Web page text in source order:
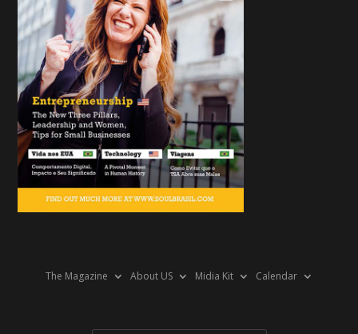
The Magazine About US Midia Kit Calendar